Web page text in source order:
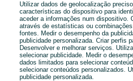
Utilizar dados de geolocalização
características do dispositivo para
aceder a informações num dispositivo.
através de estatísticas ou
fontes. Medir o desempenho da
publicidade personalizada. Criar perfis
Desenvolver e melhorar serviços.
selecionar publicidade. Medir o
dados limitados para selecionar
selecionar conteúdos personalizados.
publicidade personalizada.